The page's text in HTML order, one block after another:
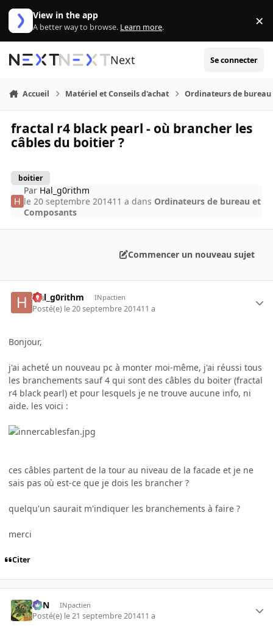
Aller au contenu
View in the app
A better way to browse. Learn more. ×
Next Se connecter
Accueil Matériel et Conseils d'achat Ordinateurs de bureau
fractal r4 black pearl - où brancher les
câbles du boitier ?
boitier
Par Hal_g0rithm
le 20 septembre 201411 a dans Ordinateurs de bureau et
Composants
Commencer un nouveau sujet
Hal_g0rithm INpactien
Posté(e) le 20 septembre 201411 a
Bonjour,
j'ai acheté un nouveau pc à monter moi-même, j'ai réussi tous
les branchements sauf 4 qui sont des câbles du boiter (fractal
r4 black pearl) et pour lesquels je ne trouve aucune info, ni
aide. les voici :
ces câbles partent de la tour au niveau de la facade et je ne
sais pas où est-ce que je dois les brancher ?
quelqu'un saurait m'indiquer les branchements à faire ?
merci
Citer
RFN INpactien
Posté(e) le 21 septembre 201411 a